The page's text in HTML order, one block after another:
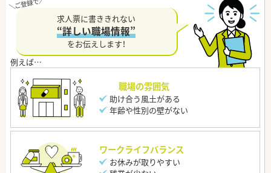
求人票に書ききれない
“詳しい職場情報”
をお伝えします！
職場の雰囲気
助け合う風土がある
年齢や性別の壁がない
ワークライフバランス
お休みが取りやすい